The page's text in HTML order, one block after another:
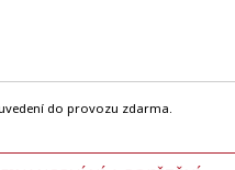
do provozu zdarma.